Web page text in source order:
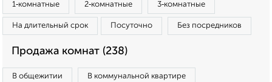
1‑комнатные 2‑комнатные 3‑комнатные
На длительный срок Посуточно Без посредников
Продажа комнат (238)
В общежитии В коммунальной квартире